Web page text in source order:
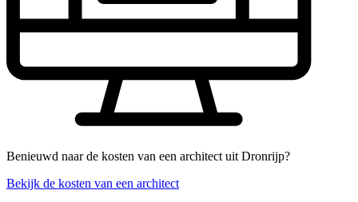
Benieuwd naar de kosten van een architect uit Dronrijp?
Bekijk de kosten van een architect